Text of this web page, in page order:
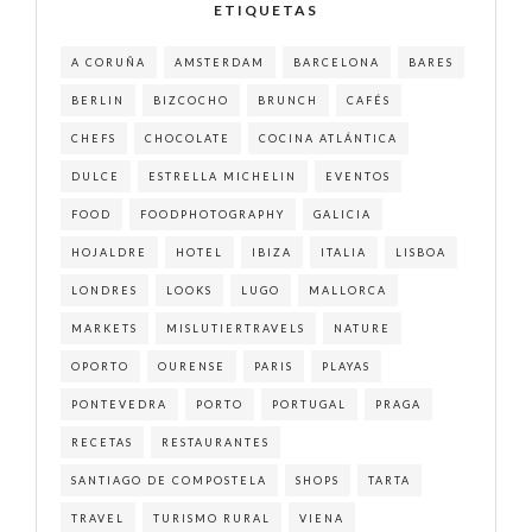
ETIQUETAS
A CORUÑA AMSTERDAM BARCELONA BARES
BERLIN BIZCOCHO BRUNCH CAFÉS
CHEFS CHOCOLATE COCINA ATLÁNTICA
DULCE ESTRELLA MICHELIN EVENTOS
FOOD FOODPHOTOGRAPHY GALICIA
HOJALDRE HOTEL IBIZA ITALIA LISBOA
LONDRES LOOKS LUGO MALLORCA
MARKETS MISLUTIERTRAVELS NATURE
OPORTO OURENSE PARIS PLAYAS
PONTEVEDRA PORTO PORTUGAL PRAGA
RECETAS RESTAURANTES
SANTIAGO DE COMPOSTELA SHOPS TARTA
TRAVEL TURISMO RURAL VIENA